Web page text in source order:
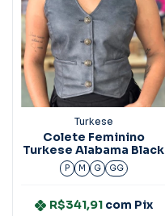
Turkese
Colete Feminino
Turkese Alabama Black
P M G GG
R$341,91 com Pix